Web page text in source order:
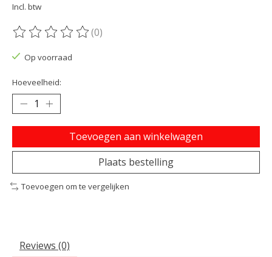
Incl. btw
De beoordeling van dit product is
(0)
Op voorraad
Hoeveelheid:
Toevoegen aan winkelwagen
Plaats bestelling
Toevoegen om te vergelijken
Reviews (0)